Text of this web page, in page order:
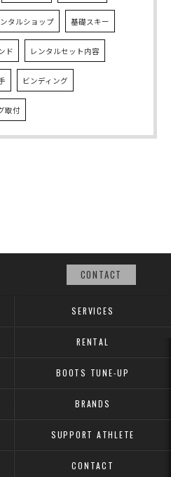
タルショップ 基礎スキー
ド レンタルセット内容
ビンディング
取付
CONTACT
SERVICES
RENTAL
BOOTS TUNE-UP
BRANDS
SUPPORT ATHLETE
CONTACT